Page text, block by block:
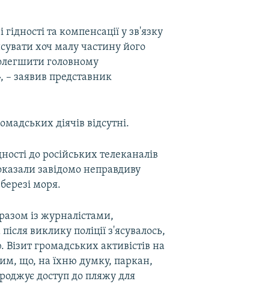
та компенсації у зв'язку
хоч малу частину його
головному
– заявив представник
діячів відсутні.
до російських телеканалів
завідомо неправдиву
моря.
із журналістами,
виклику поліції з'ясувалось,
громадських активістів на
що, на їхню думку, паркан,
доступ до пляжу для